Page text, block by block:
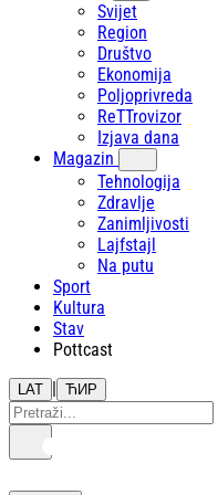
Svijet
Region
Društvo
Ekonomija
Poljoprivreda
ReTTrovizor
Izjava dana
Magazin
Tehnologija
Zdravlje
Zanimljivosti
Lajfstajl
Na putu
Sport
Kultura
Stav
Pottcast
LAT | ЋИР